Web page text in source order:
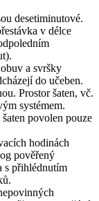
desetiminutové.
v délce
a svršky
do učeben.
Prostor šaten, vč.
systémem.
povolen pouze
hodinách
pověřený
s přihlédnutím